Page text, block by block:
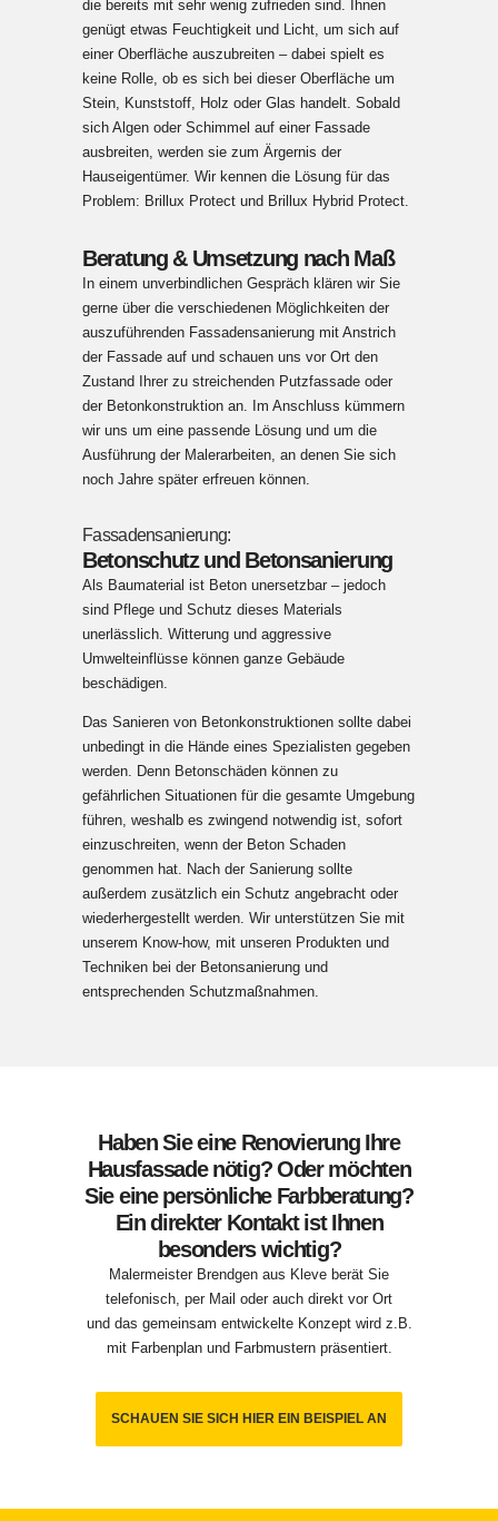
die bereits mit sehr wenig zufrieden sind. Ihnen
genügt etwas Feuchtigkeit und Licht, um sich auf
einer Oberfläche auszubreiten – dabei spielt es
keine Rolle, ob es sich bei dieser Oberfläche um
Stein, Kunststoff, Holz oder Glas handelt. Sobald
sich Algen oder Schimmel auf einer Fassade
ausbreiten, werden sie zum Ärgernis der
Hauseigentümer. Wir kennen die Lösung für das
Problem: Brillux Protect und Brillux Hybrid Protect.
Beratung & Umsetzung nach Maß
In einem unverbindlichen Gespräch klären wir Sie
gerne über die verschiedenen Möglichkeiten der
auszuführenden Fassadensanierung mit Anstrich
der Fassade auf und schauen uns vor Ort den
Zustand Ihrer zu streichenden Putzfassade oder
der Betonkonstruktion an. Im Anschluss kümmern
wir uns um eine passende Lösung und um die
Ausführung der Malerarbeiten, an denen Sie sich
noch Jahre später erfreuen können.
Fassadensanierung:
Betonschutz und Betonsanierung
Als Baumaterial ist Beton unersetzbar – jedoch
sind Pflege und Schutz dieses Materials
unerlässlich. Witterung und aggressive
Umwelteinflüsse können ganze Gebäude
beschädigen.
Das Sanieren von Betonkonstruktionen sollte dabei
unbedingt in die Hände eines Spezialisten gegeben
werden. Denn Betonschäden können zu
gefährlichen Situationen für die gesamte Umgebung
führen, weshalb es zwingend notwendig ist, sofort
einzuschreiten, wenn der Beton Schaden
genommen hat. Nach der Sanierung sollte
außerdem zusätzlich ein Schutz angebracht oder
wiederhergestellt werden. Wir unterstützen Sie mit
unserem Know-how, mit unseren Produkten und
Techniken bei der Betonsanierung und
entsprechenden Schutzmaßnahmen.
Haben Sie eine Renovierung Ihre
Hausfassade nötig? Oder möchten
Sie eine persönliche Farbberatung?
Ein direkter Kontakt ist Ihnen
besonders wichtig?
Malermeister Brendgen aus Kleve berät Sie
telefonisch, per Mail oder auch direkt vor Ort
und das gemeinsam entwickelte Konzept wird z.B.
mit Farbenplan und Farbmustern präsentiert.
SCHAUEN SIE SICH HIER EIN BEISPIEL AN